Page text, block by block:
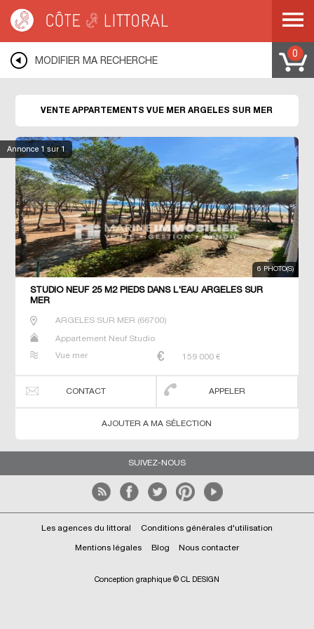
LANGUEDOC ROUSSILLON PYRENEES ORIENTALES ARGELES SUR MER
MODIFIER MA RECHERCHE
0
Annonce 1sur 1
VENTE APPARTEMENTS VUE MER ARGELES SUR MER
6 PHOTO(S)
STUDIO NEUF 25 M2 PIEDS DANS L'EAU ARGELES SUR
MER
ARGELES SUR MER (66700)
Appartement Neuf Studio
Vue mer 159 000 €
CONTACT APPELER
AJOUTER A MA SÉLECTION
SUIVEZ-NOUS
Les agences du littoral Conditions générales d'utilisation
Mentions légales Blog Nous contacter
Conception graphique © CL DESIGN